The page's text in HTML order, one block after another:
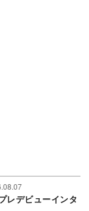
デビューインタ